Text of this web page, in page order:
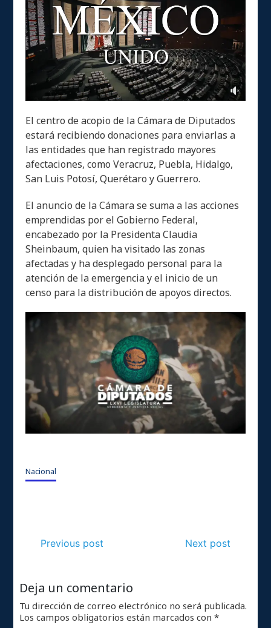
El centro de acopio de la Cámara de Diputados
estará recibiendo donaciones para enviarlas a
las entidades que han registrado mayores
afectaciones, como Veracruz, Puebla, Hidalgo,
San Luis Potosí, Querétaro y Guerrero.
El anuncio de la Cámara se suma a las acciones
emprendidas por el Gobierno Federal,
encabezado por la Presidenta Claudia
Sheinbaum, quien ha visitado las zonas
afectadas y ha desplegado personal para la
atención de la emergencia y el inicio de un
censo para la distribución de apoyos directos.
Nacional
Previous post Next post
Deja un comentario
Tu dirección de correo electrónico no será publicada.
Los campos obligatorios están marcados con*